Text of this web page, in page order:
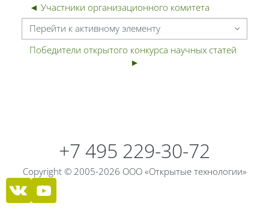
◄ Участники организационного комитета
Перейти к активному элементу
Победители открытого конкурса научных статей
►
+7 495 229-30-72
Copyright © 2005-2026 ООО «Открытые технологии»